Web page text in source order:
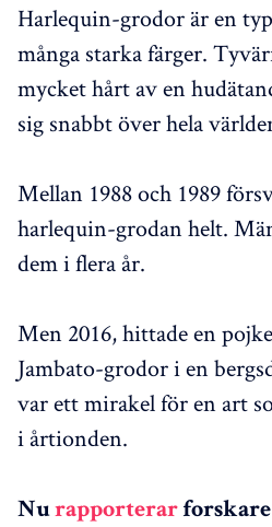
Harlequin-grodor är en
många starka färger.
mycket hårt av en
sig snabbt över hela
Mellan 1988 och 1989
harlequin-grodan helt.
dem i flera år.
Men 2016, hittade en
Jambato-grodor i en
var ett mirakel för en art
i årtionden.
Nurapporterar